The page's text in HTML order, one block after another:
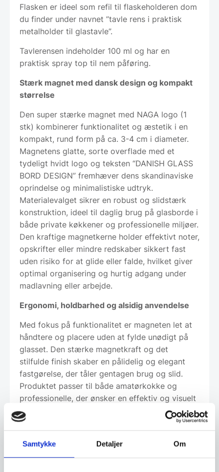
Samtykke Detaljer Om
Flasken er ideel som refil til flaskeholderen dom
du finder under navnet ”tavle rens i praktisk
metalholder til glastavle”.
Tavlerensen indeholder 100 ml og har en
praktisk spray top til nem påføring.
Stærk magnet med dansk design og kompakt
størrelse
Den super stærke magnet med NAGA logo (1
stk) kombinerer funktionalitet og æstetik i en
kompakt, rund form på ca. 3-4 cm i diameter.
Magnetens glatte, sorte overflade med et
tydeligt hvidt logo og teksten “DANISH GLASS
BORD DESIGN” fremhæver dens skandinaviske
oprindelse og minimalistiske udtryk.
Materialevalget sikrer en robust og slidstærk
konstruktion, ideel til daglig brug på glasborde i
både private køkkener og professionelle miljøer.
Den kraftige magnetkerne holder effektivt noter,
opskrifter eller mindre redskaber sikkert fast
uden risiko for at glide eller falde, hvilket giver
optimal organisering og hurtig adgang under
madlavning eller arbejde.
Ergonomi, holdbarhed og alsidig anvendelse
Med fokus på funktionalitet er magneten let at
håndtere og placere uden at fylde unødigt på
glasset. Den stærke magnetkraft og det
stilfulde finish skaber en pålidelig og elegant
fastgørelse, der tåler gentagen brug og slid.
Produktet passer til både amatørkokke og
professionelle, der ønsker en effektiv og visuelt
tiltalende måde at holde styr på noter og
redskaber. Dens diskrete størrelse sikrer, at den
maksimal ydeevne – en ideel løsning til moderne
køkkener og kontormiljøer, hvor design og